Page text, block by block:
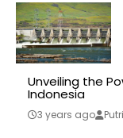
Unveiling the
Indonesia
3 years ago